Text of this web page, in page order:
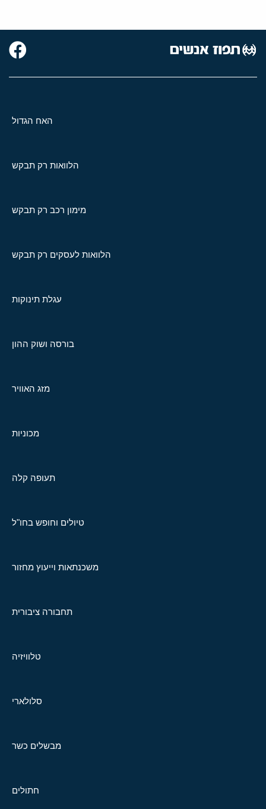
האח הגדול
הלוואות רק תבקש
מימון רכב רק תבקש
הלוואות לעסקים רק תבקש
עגלת תינוקות
בורסה ושוק ההון
מזג האוויר
מכוניות
תעופה קלה
טיולים וחופש בחו"ל
משכנתאות וייעוץ מחזור
תחבורה ציבורית
טלוויזיה
סלולארי
מבשלים כשר
חתולים